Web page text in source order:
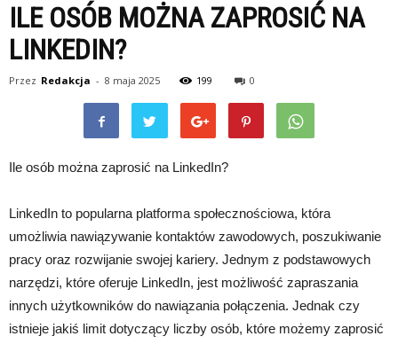
ILE OSÓB MOŻNA ZAPROSIĆ NA
LINKEDIN?
Przez Redakcja - 8 maja 2025 199 0
Ile osób można zaprosić na LinkedIn?
LinkedIn to popularna platforma społecznościowa, która
umożliwia nawiązywanie kontaktów zawodowych, poszukiwanie
pracy oraz rozwijanie swojej kariery. Jednym z podstawowych
narzędzi, które oferuje LinkedIn, jest możliwość zapraszania
innych użytkowników do nawiązania połączenia. Jednak czy
istnieje jakiś limit dotyczący liczby osób, które możemy zaprosić